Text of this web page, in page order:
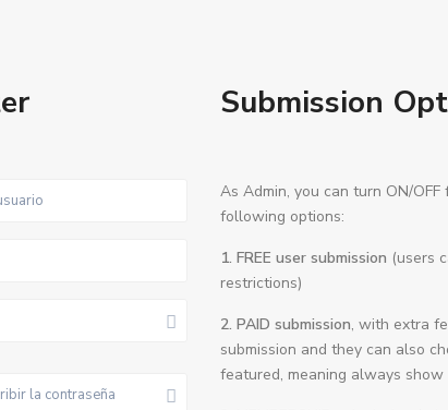
Submission
As Admin, you can turn ON/
following options:
1. FREE user submission (users
restrictions)
2. PAID submission, with extra
submission and they can also
featured, meaning always show